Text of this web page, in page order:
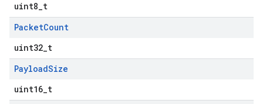
uint8_t
PacketCount
uint32_t
PayloadSize
uint16_t